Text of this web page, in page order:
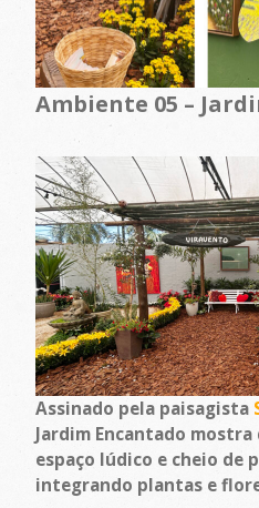
Ambiente 05 –
Assinado pela paisagista
Jardim Encantado
espaço lúdico e cheio de
integrando plantas e